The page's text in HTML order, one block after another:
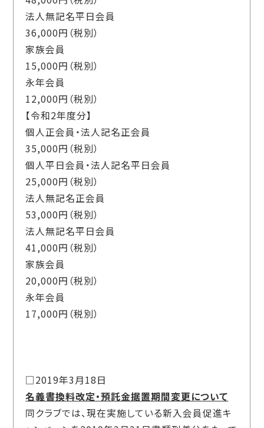
法人無記名平日会員
36,000円（税別）
家族会員
15,000円（税別）
永年会員
12,000円（税別）
【令和2年度分】
個人正会員・法人記名正会員
35,000円（税別）
個人平日会員・法人記名平日会員
25,000円（税別）
法人無記名正会員
53,000円（税別）
法人無記名平日会員
41,000円（税別）
家族会員
20,000円（税別）
永年会員
17,000円（税別）
□2019年3月18日
名義書換料改定・預託金据置期間変更について
同クラブでは、現在実施している新入会員促進キ